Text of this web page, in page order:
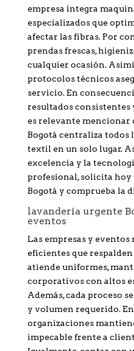
empresa integra
especializados que
afectar las fibras. Por
prendas frescas,
cualquier ocasión.
protocolos técnicos
servicio. En
resultados consistentes
es relevante mencionar
Bogotá centraliza todos
textil en un solo lugar.
excelencia y la
profesional, solicita
Bogotá y comprueba la
lavandería urgente
eventos
Las empresas y
eficientes que respalden
atiende uniformes,
corporativos con altos
Además, cada proceso
y volumen requerido.
organizaciones
impecable frente a